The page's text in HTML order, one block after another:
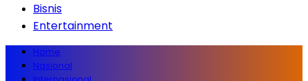
Bisnis
Entertainment
Home
Nasional